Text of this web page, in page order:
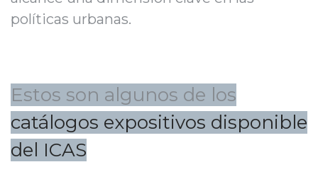
políticas urbanas.
Estos son algunos de los
catálogos expositivos disponible
del ICAS